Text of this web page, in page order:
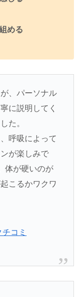
める
、パーソナル
に説明してく
た。
呼吸によって
が楽しみで
体が硬いのが
こるかワクワ
コミ